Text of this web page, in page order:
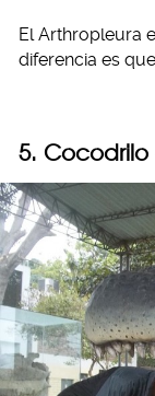
El Arthropleura
diferencia es
5.